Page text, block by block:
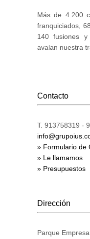
Más de 4.200
franquiciados,
140 fusiones y
avalan nuestra
Contacto
T. 913758319 -
» Formulario de
» Le llamamos
» Presupuestos
Dirección
Parque